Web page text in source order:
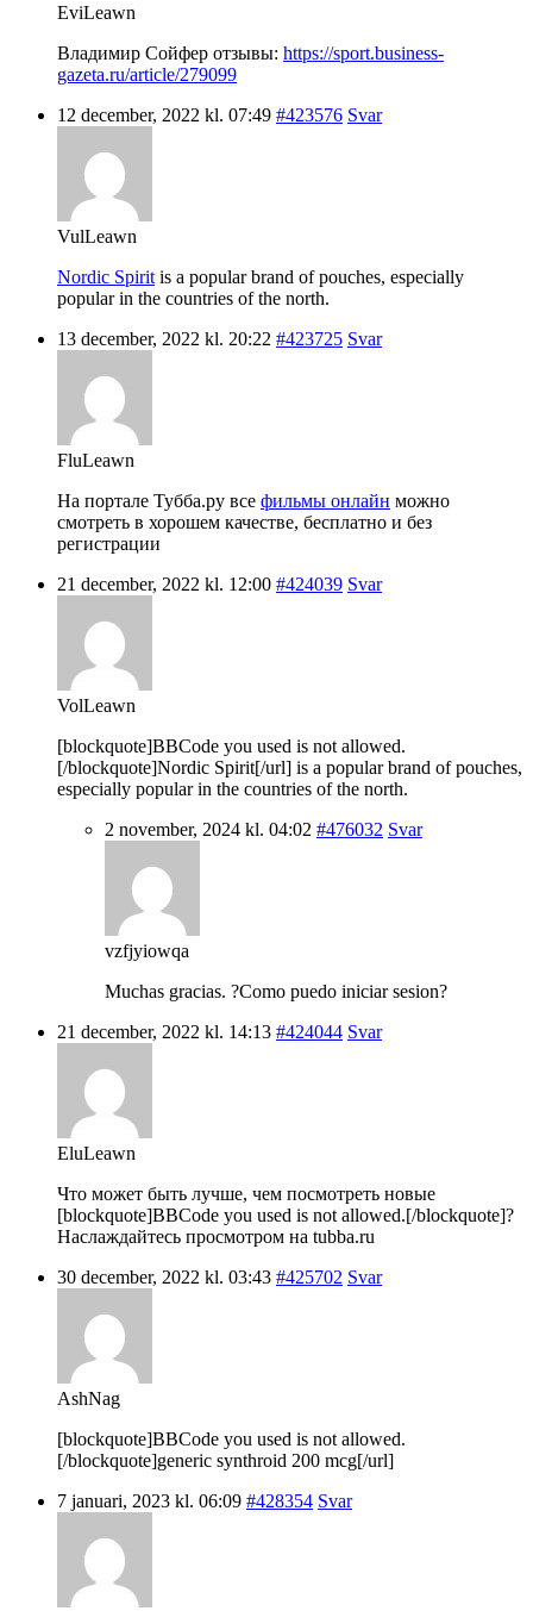
EviLeawn
Владимир Сойфер отзывы: https://sport.business-
gazeta.ru/article/279099
12 december, 2022 kl. 07:49 #423576 Svar
VulLeawn
Nordic Spirit is a popular brand of pouches, especially
popular in the countries of the north.
13 december, 2022 kl. 20:22 #423725 Svar
FluLeawn
На портале Тубба.ру все фильмы онлайн можно
смотреть в хорошем качестве, бесплатно и без
регистрации
21 december, 2022 kl. 12:00 #424039 Svar
VolLeawn
[blockquote]BBCode you used is not allowed.
[/blockquote]Nordic Spirit[/url] is a popular brand of pouches,
especially popular in the countries of the north.
2 november, 2024 kl. 04:02 #476032 Svar
vzfjyiowqa
Muchas gracias. ?Como puedo iniciar sesion?
21 december, 2022 kl. 14:13 #424044 Svar
EluLeawn
Что может быть лучше, чем посмотреть новые
[blockquote]BBCode you used is not allowed.[/blockquote]?
Наслаждайтесь просмотром на tubba.ru
30 december, 2022 kl. 03:43 #425702 Svar
AshNag
[blockquote]BBCode you used is not allowed.
[/blockquote]generic synthroid 200 mcg[/url]
7 januari, 2023 kl. 06:09 #428354 Svar